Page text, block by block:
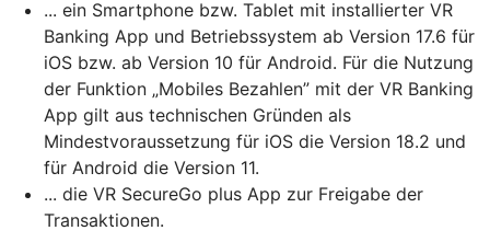
... ein Smartphone bzw. Tablet mit installierter VR
Banking App und Betriebssystem ab Version 17.6 für
iOS bzw. ab Version 10 für Android. Für die Nutzung
der Funktion „Mobiles Bezahlen” mit der VR Banking
App gilt aus technischen Gründen als
Mindestvoraussetzung für iOS die Version 18.2 und
für Android die Version 11.
... die VR SecureGo plus App zur Freigabe der
Transaktionen.